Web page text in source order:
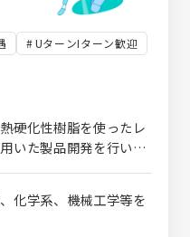
UターンIターン歓迎
硬化性樹脂を使ったレ
いた製品開発を行いま
加剤を用いた製品開発
化学系、機械工学等を